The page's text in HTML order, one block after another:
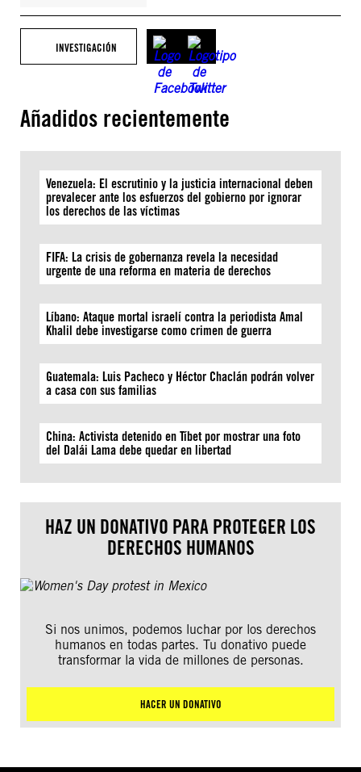
INVESTIGACIÓN
Añadidos recientemente
Venezuela: El escrutinio y la justicia internacional deben
prevalecer ante los esfuerzos del gobierno por ignorar
los derechos de las víctimas
FIFA: La crisis de gobernanza revela la necesidad
urgente de una reforma en materia de derechos
Líbano: Ataque mortal israelí contra la periodista Amal
Khalil debe investigarse como crimen de guerra
Guatemala: Luis Pacheco y Héctor Chaclán podrán volver
a casa con sus familias
China: Activista detenido en Tíbet por mostrar una foto
del Dalái Lama debe quedar en libertad
HAZ UN DONATIVO PARA PROTEGER LOS
DERECHOS HUMANOS
Si nos unimos, podemos luchar por los derechos
humanos en todas partes. Tu donativo puede
transformar la vida de millones de personas.
HACER UN DONATIVO